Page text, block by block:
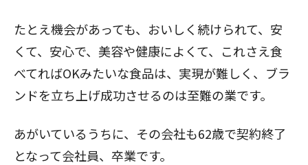
たとえ機会があっても、おいしく続けられて、安
くて、安心で、美容や健康によくて、これさえ食
べてればOKみたいな食品は、実現が難しく、ブラ
ンドを立ち上げ成功させるのは至難の業です。
あがいているうちに、その会社も62歳で契約終了
となって会社員、卒業です。